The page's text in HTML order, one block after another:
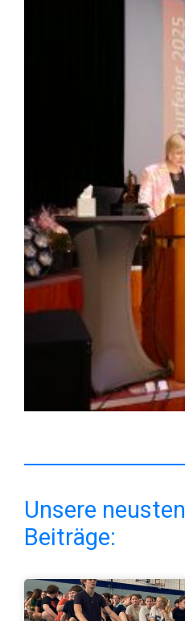
Unsere neusten
Beiträge: